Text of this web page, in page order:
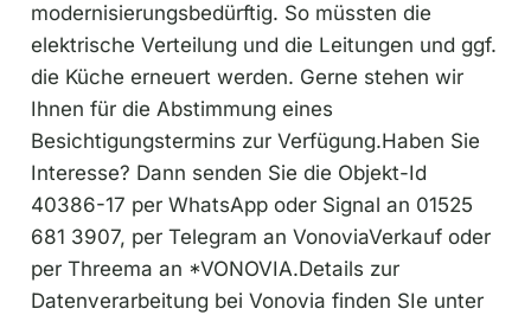
modernisierungsbedürftig. So müssten die
elektrische Verteilung und die Leitungen und ggf.
die Küche erneuert werden. Gerne stehen wir
Ihnen für die Abstimmung eines
Besichtigungstermins zur Verfügung.Haben Sie
Interesse? Dann senden Sie die Objekt-Id
40386-17 per WhatsApp oder Signal an 01525
681 3907, per Telegram an VonoviaVerkauf oder
per Threema an *VONOVIA.Details zur
Datenverarbeitung bei Vonovia finden SIe unter